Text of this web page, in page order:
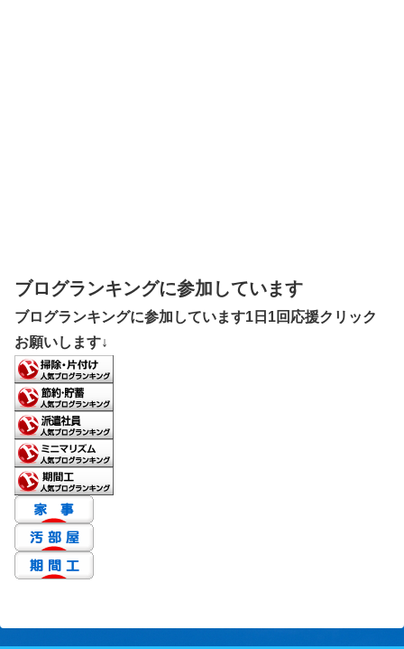
ブログランキングに参加しています
ブログランキングに参加しています1日1回応援クリック
お願いします↓